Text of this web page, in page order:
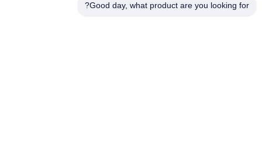
Good day, what product are you looking for?